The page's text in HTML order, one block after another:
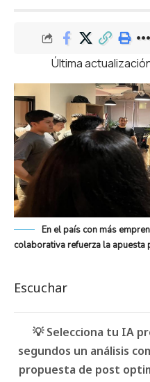
Última
En el país con más
colaborativa refuerza la apuesta
Escuchar
💡 Selecciona tu IA
segundos un análisis
propuesta de post